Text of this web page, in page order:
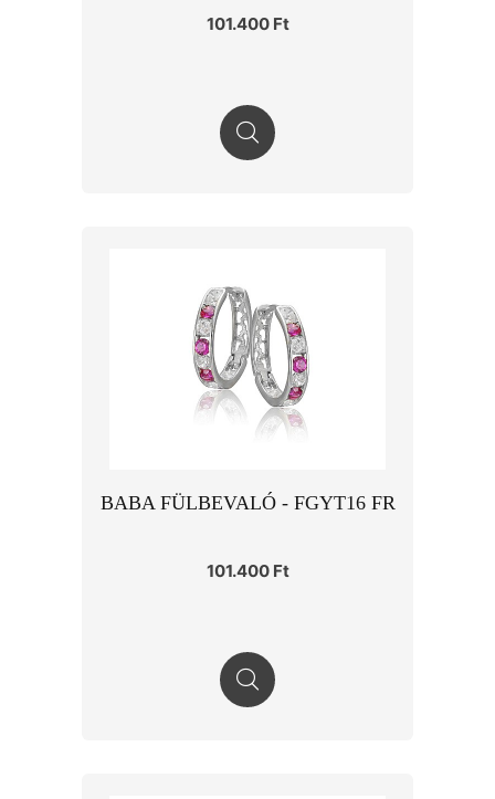
101.400 Ft
BABA FÜLBEVALÓ - FGYT16 FR
101.400 Ft